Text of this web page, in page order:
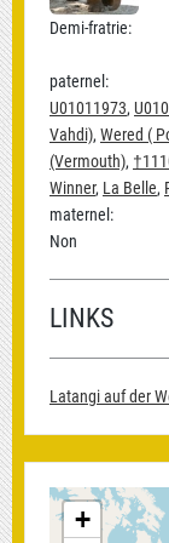
Demi-fratrie:
paternel:
U01011973,
Vahdi), Wered (
(Vermouth),
Winner, La Belle,
maternel:
Non
LINKS
Latangi auf der
+